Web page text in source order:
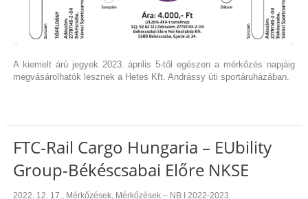
A kiemelt árú jegyek 2023. április 5-től egészen a mérkőzés napjáig
megvásárolhatók lesznek a Hetes Kft. Andrássy úti sportáruházában.
FTC-Rail Cargo Hungaria – EUbility
Group-Békéscsabai Előre NKSE
2022. 12. 17. Mérkőzések, Mérkőzések – NB I 2022-2023